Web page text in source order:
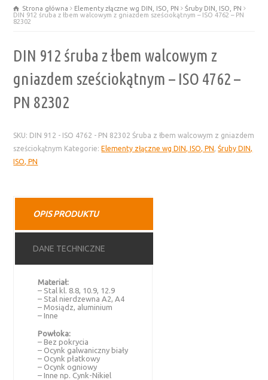
Strona główna Elementy złączne wg DIN, ISO, PN
Śruby DIN, ISO, PN
DIN 912 śruba z łbem walcowym z gniazdem sześciokątnym – ISO 4762 – PN
82302
DIN 912 śruba z łbem walcowym z
gniazdem sześciokątnym – ISO 4762 –
PN 82302
SKU: DIN 912 - ISO 4762 - PN 82302 Śruba z łbem walcowym z gniazdem
sześciokątnym Kategorie:Elementy złączne wg DIN, ISO, PN,Śruby DIN,
ISO, PN
OPIS PRODUKTU
DANE TECHNICZNE
Materiał:
– Stal kl. 8.8, 10.9, 12.9
– Stal nierdzewna A2, A4
– Mosiądz, aluminium
– Inne
Powłoka:
– Bez pokrycia
– Ocynk galwaniczny biały
– Ocynk płatkowy
– Ocynk ogniowy
– Inne np. Cynk-Nikiel